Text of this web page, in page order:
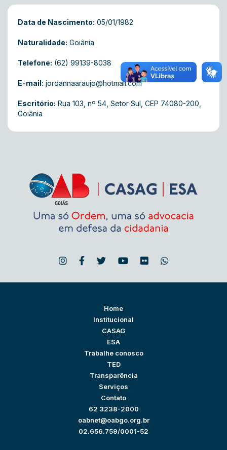
Data de Nascimento: 05/01/1982
Naturalidade: Goiânia
Telefone: (62) 99139-8038
E-mail: jordannaaraujo@hotmail.com
Escritório: Rua 103, nº 54, Setor Sul, CEP 74080-200,
Goiânia
Home
Institucional
CASAG
ESA
Trabalhe conosco
TED
Transparência
Serviços
Contato
62 3238-2000
oabnet@oabgo.org.br
02.656.759/0001-52